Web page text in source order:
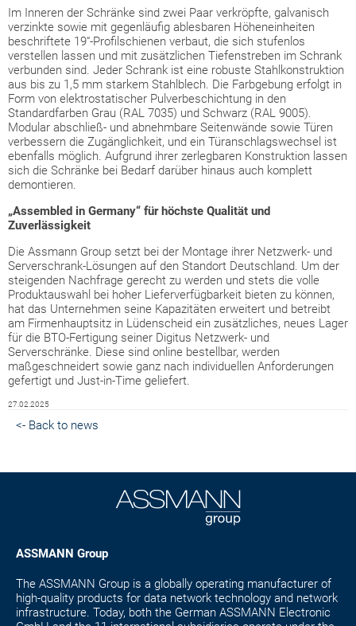
Im Inneren der Schränke sind zwei Paar verkröpfte, galvanisch
verzinkte sowie mit gegenläufig ablesbaren Höheneinheiten
beschriftete 19“-Profilschienen verbaut, die sich stufenlos
verstellen lassen und mit zusätzlichen Tiefenstreben im Schrank
verbunden sind. Jeder Schrank ist eine robuste Stahlkonstruktion
aus bis zu 1,5 mm starkem Stahlblech. Die Farbgebung erfolgt in
Form von elektrostatischer Pulverbeschichtung in den
Standardfarben Grau (RAL 7035) und Schwarz (RAL 9005).
Modular abschließ- und abnehmbare Seitenwände sowie Türen
verbessern die Zugänglichkeit, und ein Türanschlagswechsel ist
ebenfalls möglich. Aufgrund ihrer zerlegbaren Konstruktion lassen
sich die Schränke bei Bedarf darüber hinaus auch komplett
demontieren.
„Assembled in Germany“ für höchste Qualität und
Zuverlässigkeit
Die Assmann Group setzt bei der Montage ihrer Netzwerk- und
Serverschrank-Lösungen auf den Standort Deutschland. Um der
steigenden Nachfrage gerecht zu werden und stets die volle
Produktauswahl bei hoher Lieferverfügbarkeit bieten zu können,
hat das Unternehmen seine Kapazitäten erweitert und betreibt
am Firmenhauptsitz in Lüdenscheid ein zusätzliches, neues Lager
für die BTO-Fertigung seiner Digitus Netzwerk- und
Serverschränke. Diese sind online bestellbar, werden
maßgeschneidert sowie ganz nach individuellen Anforderungen
gefertigt und Just-in-Time geliefert.
27.02.2025
<- Back to news
ASSMANN Group
The ASSMANN Group is a globally operating manufacturer of
high-quality products for data network technology and network
infrastructure. Today, both the German ASSMANN Electronic